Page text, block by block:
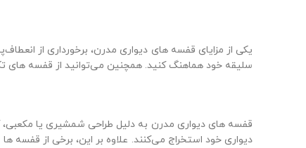
یکی از مزایای قفسه‌ های دیواری مدرن، برخورداری از
سلیقه خود هماهنگ کنید. همچنین می‌توانید از قفسه‌ های
قفسه‌ های دیواری مدرن به دلیل طراحی شمشیری یا مکعبی،
دیواری خود استخراج می‌کنند. علاوه بر این، برخی از